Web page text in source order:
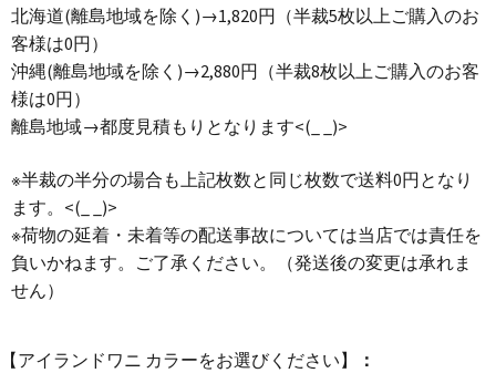
北海道(離島地域を除く)→1,820円（半裁5枚以上ご購入のお
客様は0円）
沖縄(離島地域を除く)→2,880円（半裁8枚以上ご購入のお客
様は0円）
離島地域→都度見積もりとなります<(_ _)>
※半裁の半分の場合も上記枚数と同じ枚数で送料0円となり
ます。<(_ _)>
※荷物の延着・未着等の配送事故については当店では責任を
負いかねます。ご了承ください。（発送後の変更は承れま
せん）
【アイランドワニ カラーをお選びください】